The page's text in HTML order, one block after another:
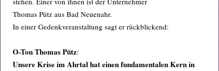
Thomas Pütz aus Bad Neuenahr.
In einer Gedenkveranstaltung sagt er rückblickend:
O-Ton Thomas Pütz:
Unsere Krise im Ahrtal hat einen fundamentalen Kern in